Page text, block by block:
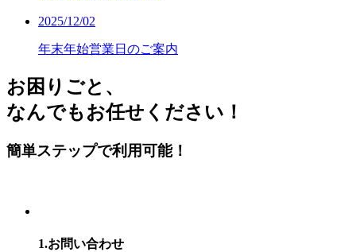
2025/12/02
年末年始営業日のご案内
お困り ごと、
なんでもお任せください！
簡単ステップで利⽤可能！
1.お問い合わせ